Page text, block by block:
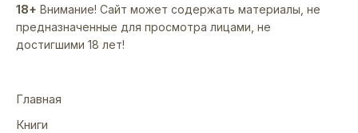
18+ Внимание! Сайт может содержать материалы, не
предназначенные для просмотра лицами, не
достигшими 18 лет!
Главная
Книги